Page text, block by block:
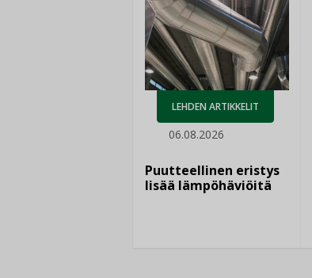
LEHDEN ARTIKKELIT
06.08.2026
Puutteellinen eristys
lisää lämpöhäviöitä